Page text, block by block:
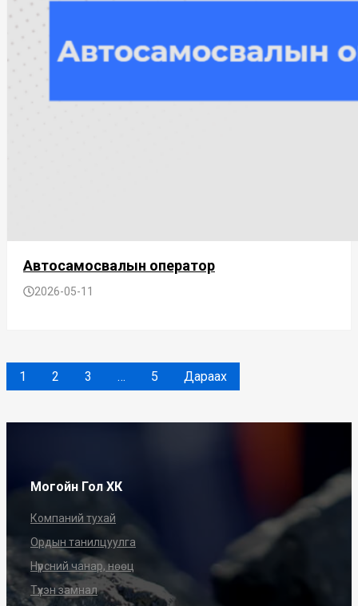
Автосамосвалын оператор
2026-05-11
1 2 3 … 5 Дараах
Могойн Гол ХК
Компаний тухай
Ордын танилцуулга
Нүүрсний чанар, нөөц
Түүхэн замнал